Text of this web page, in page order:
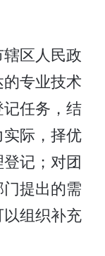
区人民政
专业技术
任务，结
际，择优
记；对团
提出的需
组织补充